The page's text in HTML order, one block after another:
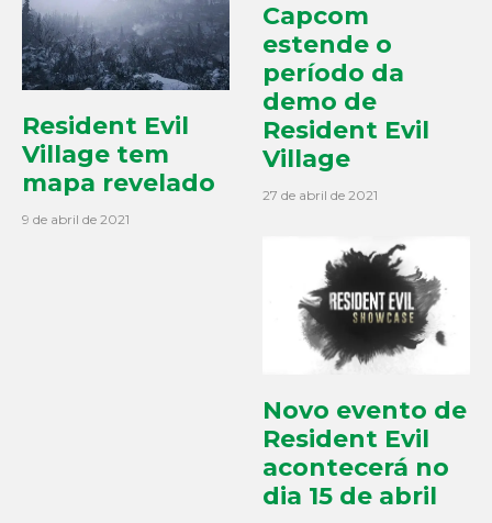
Resident Evil
Village tem
mapa revelado
9 de abril de 2021
Capcom
estende o
período da
demo de
Resident Evil
Village
27 de abril de 2021
Novo evento de
Resident Evil
acontecerá no
dia 15 de abril